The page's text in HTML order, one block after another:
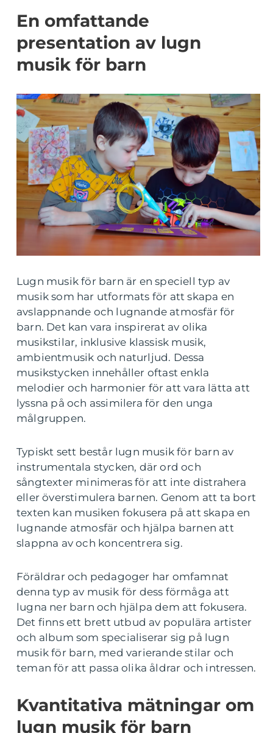
En omfattande
presentation av lugn
musik för barn
Lugn musik för barn är en speciell typ av
musik som har utformats för att skapa en
avslappnande och lugnande atmosfär för
barn. Det kan vara inspirerat av olika
musikstilar, inklusive klassisk musik,
ambientmusik och naturljud. Dessa
musikstycken innehåller oftast enkla
melodier och harmonier för att vara lätta att
lyssna på och assimilera för den unga
målgruppen.
Typiskt sett består lugn musik för barn av
instrumentala stycken, där ord och
sångtexter minimeras för att inte distrahera
eller överstimulera barnen. Genom att ta bort
texten kan musiken fokusera på att skapa en
lugnande atmosfär och hjälpa barnen att
slappna av och koncentrera sig.
Föräldrar och pedagoger har omfamnat
denna typ av musik för dess förmåga att
lugna ner barn och hjälpa dem att fokusera.
Det finns ett brett utbud av populära artister
och album som specialiserar sig på lugn
musik för barn, med varierande stilar och
teman för att passa olika åldrar och intressen.
Kvantitativa mätningar om
lugn musik för barn